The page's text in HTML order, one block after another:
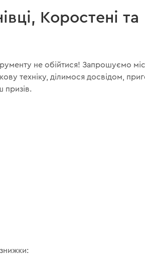
Коростені та
не обійтися! Запрошуємо
техніку, ділимося досвідом,
призів.